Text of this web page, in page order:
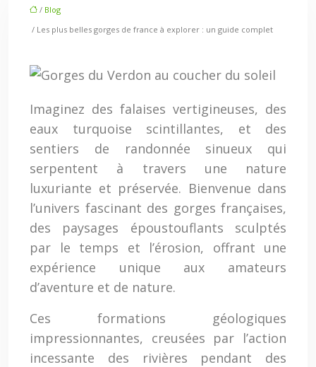
/ Blog
/ Les plus belles gorges de france à explorer : un guide complet
Imaginez des falaises vertigineuses, des
eaux turquoise scintillantes, et des
sentiers de randonnée sinueux qui
serpentent à travers une nature
luxuriante et préservée. Bienvenue dans
l’univers fascinant des gorges françaises,
des paysages époustouflants sculptés
par le temps et l’érosion, offrant une
expérience unique aux amateurs
d’aventure et de nature.
Ces formations géologiques
impressionnantes, creusées par l’action
incessante des rivières pendant des